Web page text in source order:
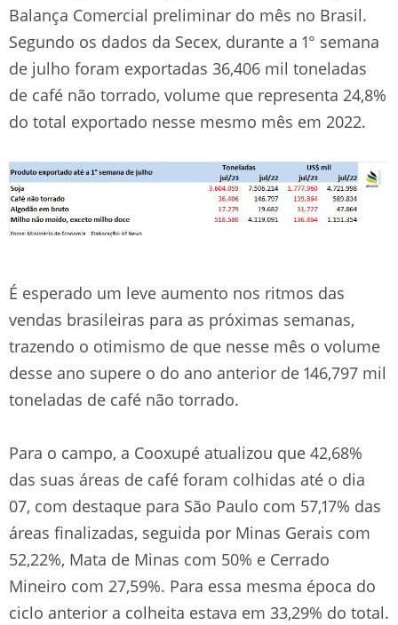
Balança Comercial preliminar do mês no Brasil.
Segundo os dados da Secex, durante a 1° semana
de julho foram exportadas 36,406 mil toneladas
de café não torrado, volume que representa 24,8%
do total exportado nesse mesmo mês em 2022.
É esperado um leve aumento nos ritmos das
vendas brasileiras para as próximas semanas,
trazendo o otimismo de que nesse mês o volume
desse ano supere o do ano anterior de 146,797 mil
toneladas de café não torrado.
Para o campo, a Cooxupé atualizou que 42,68%
das suas áreas de café foram colhidas até o dia
07, com destaque para São Paulo com 57,17% das
áreas finalizadas, seguida por Minas Gerais com
52,22%, Mata de Minas com 50% e Cerrado
Mineiro com 27,59%. Para essa mesma época do
ciclo anterior a colheita estava em 33,29% do total.